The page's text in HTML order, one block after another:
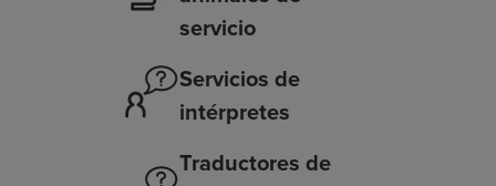
servicio
Servicios de
intérpretes
Traductores de